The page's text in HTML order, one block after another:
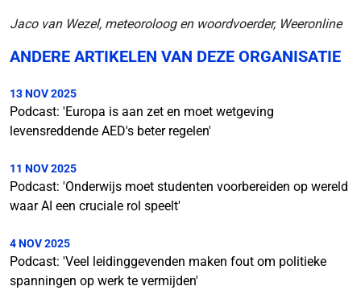
Jaco van Wezel, meteoroloog en woordvoerder, Weeronline
ANDERE ARTIKELEN VAN DEZE ORGANISATIE
13 NOV 2025
Podcast: 'Europa is aan zet en moet wetgeving
levensreddende AED's beter regelen'
11 NOV 2025
Podcast: 'Onderwijs moet studenten voorbereiden op wereld
waar AI een cruciale rol speelt'
4 NOV 2025
Podcast: 'Veel leidinggevenden maken fout om politieke
spanningen op werk te vermijden'